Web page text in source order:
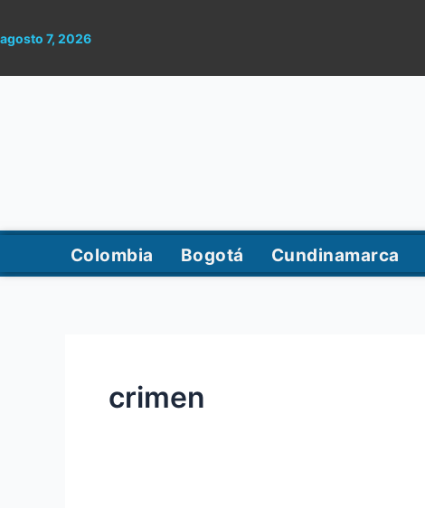
al
agosto 7, 2026
Colombia Bogotá Cundinamarca
crimen